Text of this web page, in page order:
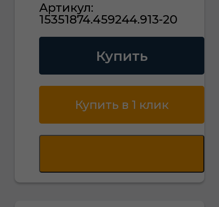
Артикул:
15351874.459244.913-20
Купить
Купить в 1 клик